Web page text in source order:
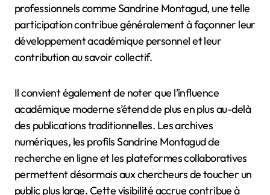
professionnels comme Sandrine Montagud, une telle
participation contribue généralement à façonner leur
développement académique personnel et leur
contribution au savoir collectif.
Il convient également de noter que l’influence
académique moderne s’étend de plus en plus au-delà
des publications traditionnelles. Les archives
numériques, les profils Sandrine Montagud de
recherche en ligne et les plateformes collaboratives
permettent désormais aux chercheurs de toucher un
public plus large. Cette visibilité accrue contribue à